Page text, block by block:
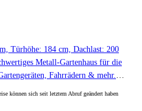
Türhöhe: 184 cm, Dachlast: 200
Metall-Gartenhaus für die
Fahrrädern & mehr.